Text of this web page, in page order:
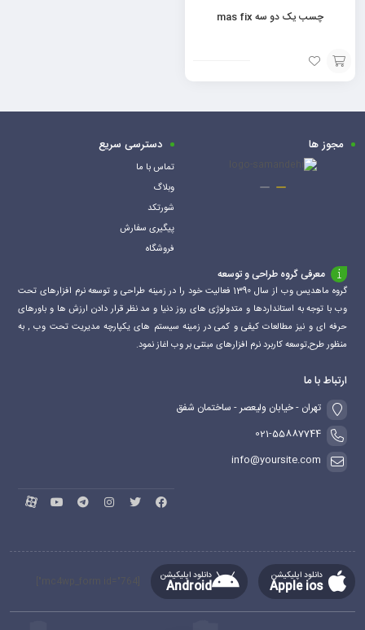
چسب یک دو سه mas fix
افزودن
به
مجوز ها دسترسی سریع
تماس با ما
وبلاگ
شورتکد
پیگیری سفارش
فروشگاه
معرفی گروه طراحی و توسعه
گروه ماهدیس وب از سال 1390 فعالیت خود را در زمینه طراحی و توسعه نرم افزارهای تحت
وب با توجه به استانداردها و متدولوژی های روز دنیا و مد نظر قرار دادن ارزش ها و باورهای
حرفه ای و نیز مطالعات کیفی و کمی در زمینه سیستم های یکپارچه مدیریت تحت وب , به
منظور طرح,توسعه کاربرد نرم افزارهای مبتنی بر وب اغاز نمود.
ارتباط با ما
تهران - خیابان ولیعصر - ساختمان شفق
021-55887744
info@yoursite.com
دانلود اپلیکیشن
Apple ios
دانلود اپلیکیشن
Android